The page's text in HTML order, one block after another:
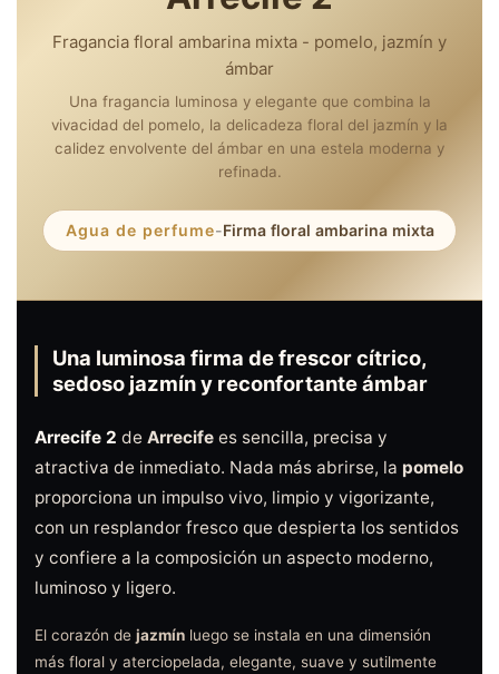
Fragancia floral ambarina mixta - pomelo, jazmín y
ámbar
Una fragancia luminosa y elegante que combina la
vivacidad del pomelo, la delicadeza floral del jazmín y la
calidez envolvente del ámbar en una estela moderna y
refinada.
Agua de perfume-Firma floral ambarina mixta
Una luminosa firma de frescor cítrico,
sedoso jazmín y reconfortante ámbar
Arrecife 2 de Arrecife es sencilla, precisa y
atractiva de inmediato. Nada más abrirse, la pomelo
proporciona un impulso vivo, limpio y vigorizante,
con un resplandor fresco que despierta los sentidos
y confiere a la composición un aspecto moderno,
luminoso y ligero.
El corazón de jazmín luego se instala en una dimensión
más floral y aterciopelada, elegante, suave y sutilmente